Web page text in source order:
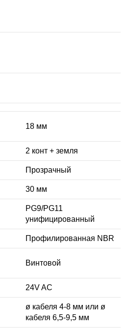
18 мм
2 конт + земля
Прозрачный
30 мм
PG9/PG11
унифицированный
Профилированная NBR
Винтовой
24V AC
ø кабеля 4-8 мм или ø
кабеля 6,5-9,5 мм